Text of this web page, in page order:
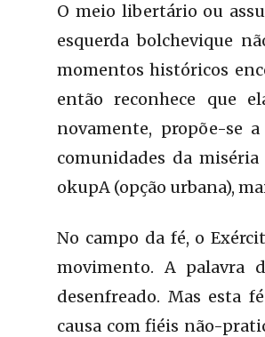
O meio libertário ou
esquerda bolchevique
momentos históricos
então reconhece que
novamente, propõe-se
comunidades da
okupA (opção urbana),
No campo da fé, o
movimento. A palavra
desenfreado. Mas esta
causa com fiéis não-